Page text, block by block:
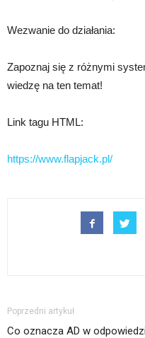
Wezwanie do działania:
Zapoznaj się z różnymi
wiedzę na ten temat!
Link tagu HTML:
https://www.flapjack.pl/
Poprzedni artykuł
Co oznacza AD w